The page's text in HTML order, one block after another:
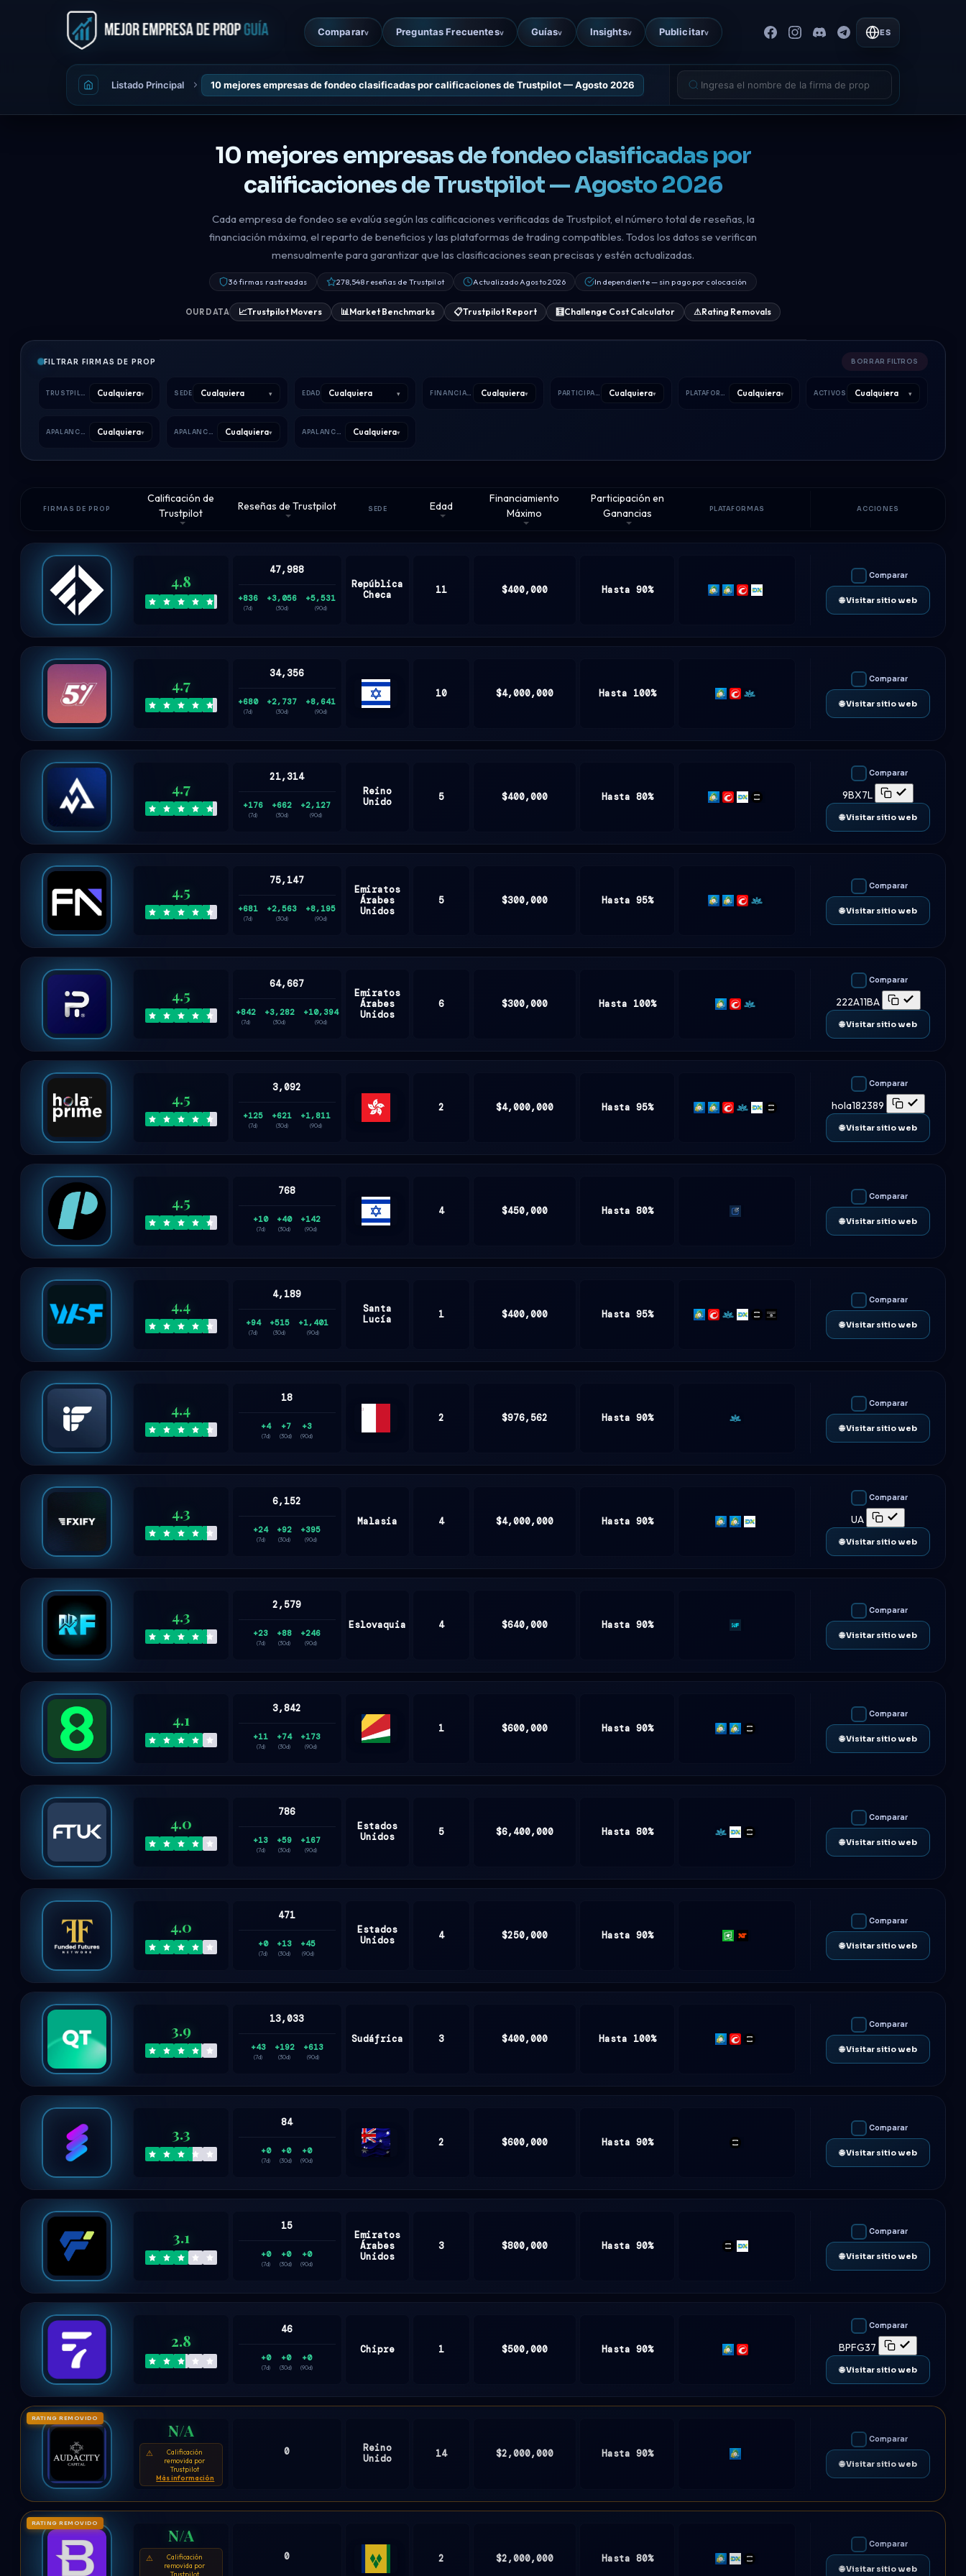
Compararv Preguntas Frecuentesv Guíasv Insightsv Publicitarv ES
Listado Principal 10 mejores empresas de fondeo clasificadas por calificaciones de Trustpilot — Agosto 2026
10 mejores empresas de fondeo clasificadas por
calificaciones de Trustpilot — Agosto 2026
Cada empresa de fondeo se evalúa según las calificaciones verificadas de Trustpilot, el número total de reseñas, la
financiación máxima, el reparto de beneficios y las plataformas de trading compatibles. Todos los datos se verifican
mensualmente para garantizar que las clasificaciones sean precisas y estén actualizadas.
36 firmas rastreadas 278,548 reseñas de Trustpilot Actualizado Agosto 2026 Independiente — sin pago por colocación
OUR DATA 📈Trustpilot Movers 📊Market Benchmarks 📋Trustpilot Report 🧮Challenge Cost Calculator ⚠Rating Removals
FILTRAR FIRMAS DE PROP BORRAR FILTROS
TRUSTPILOT Cualquiera▾ SEDE Cualquiera ▾ EDAD Cualquiera ▾ FINANCIAMIENTO MÁXIMO Cualquiera▾ PARTICIPACIÓN EN GANANCIAS Cualquiera▾ PLATAFORMAS Cualquiera▾ ACTIVOS Cualquiera ▾
APALANCAMIENTO FX Cualquiera▾ APALANCAMIENTO METALES Cualquiera▾ APALANCAMIENTO CRIPTO Cualquiera▾
FIRMAS DE PROP
Calificación de
Trustpilot
Reseñas de Trustpilot SEDE Edad
Financiamiento
Máximo
Participación en
Ganancias
PLATAFORMAS ACCIONES
4.8
47,988
+836
(7d)
+3,056
(30d)
+5,531
(90d)
República
Checa
11 $400,000 Hasta 90% MT4MT5cTrader
DXtrade
Comparar
🌐 Visitar sitio web
4.7
34,356
+680
(7d)
+2,737
(30d)
+8,641
(90d)
10 $4,000,000 Hasta 100% MT5cTrader
Match-
Comparar
🌐 Visitar sitio web
4.7
21,314
+176
(7d)
+662
(30d)
+2,127
(90d)
Reino
Unido
5 $400,000 Hasta 80% MT5cTrader
DXtrade
TradeLocker
Comparar
9BX7L
🌐 Visitar sitio web
4.5
75,147
+681
(7d)
+2,563
(30d)
+8,195
(90d)
Emiratos
Árabes
Unidos
5 $300,000 Hasta 95% MT4MT5cTrader
Match-
Comparar
🌐 Visitar sitio web
4.5
64,667
+842
(7d)
+3,282
(30d)
+10,394
(90d)
Emiratos
Árabes
Unidos
6 $300,000 Hasta 100% MT5cTrader
Match-
Comparar
222A11BA
🌐 Visitar sitio web
4.5
3,092
+125
(7d)
+621
(30d)
+1,811
(90d)
2 $4,000,000 Hasta 95% MT4MT5cTrader
Match-
DXtrade
TradeLocker
Comparar
hola182389
🌐 Visitar sitio web
4.5
768
+10
(7d)
+40
(30d)
+142
(90d)
4 $450,000 Hasta 80% Traderevolution
Comparar
🌐 Visitar sitio web
4.4
4,189
+94
(7d)
+515
(30d)
+1,401
(90d)
Santa
Lucía
1 $400,000 Hasta 95% MT5cTrader
Match-
DXtrade
TradeLocker
Platform5
Comparar
🌐 Visitar sitio web
4.4
18
+4
(7d)
+7
(30d)
+3
(90d)
2 $976,562 Hasta 90%
Match-
Comparar
🌐 Visitar sitio web
4.3
6,152
+24
(7d)
+92
(30d)
+395
(90d)
Malasia 4 $4,000,000 Hasta 90% MT4MT5DXtrade
Comparar
UA
🌐 Visitar sitio web
4.3
2,579
+23
(7d)
+88
(30d)
+246
(90d)
Eslovaquia 4 $640,000 Hasta 90%
Rf-
Comparar
🌐 Visitar sitio web
4.1
3,842
+11
(7d)
+74
(30d)
+173
(90d)
1 $600,000 Hasta 90% MT4MT5TradeLocker
Comparar
🌐 Visitar sitio web
4.0
786
+13
(7d)
+59
(30d)
+167
(90d)
Estados
Unidos
5 $6,400,000 Hasta 80%
Match-
DXtrade
TradeLocker
Comparar
🌐 Visitar sitio web
4.0
471
+0
(7d)
+13
(30d)
+45
(90d)
Estados
Unidos
4 $250,000 Hasta 90% Rithmic
NinjaTrader
Comparar
🌐 Visitar sitio web
3.9
13,033
+43
(7d)
+192
(30d)
+613
(90d)
Sudáfrica 3 $400,000 Hasta 100% MT5cTrader
TradeLocker
Comparar
🌐 Visitar sitio web
3.3
84
+0
(7d)
+0
(30d)
+0
(90d)
2 $600,000 Hasta 90% TradeLocker
Comparar
🌐 Visitar sitio web
3.1
15
+0
(7d)
+0
(30d)
+0
(90d)
Emiratos
Árabes
Unidos
3 $800,000 Hasta 90% TradeLocker
DXtrade
Comparar
🌐 Visitar sitio web
2.8
46
+0
(7d)
+0
(30d)
+0
(90d)
Chipre 1 $500,000 Hasta 90% MT5cTrader
Comparar
BPFG37
🌐 Visitar sitio web
RATING REMOVIDO
N/A
⚠
Calificación
removida por
Trustpilot
Más información
0
Reino
Unido
14 $2,000,000 Hasta 90% MT5
Comparar
🌐 Visitar sitio web
RATING REMOVIDO
N/A
⚠
Calificación
removida por
Trustpilot
0
2 $2,000,000 Hasta 80% MT4DXtradeTradeLocker
Comparar
🌐 Visitar sitio web